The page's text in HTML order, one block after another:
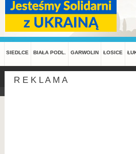
SIEDLCE BIAŁA PODL. GARWOLIN ŁOSICE
R E K L A M A